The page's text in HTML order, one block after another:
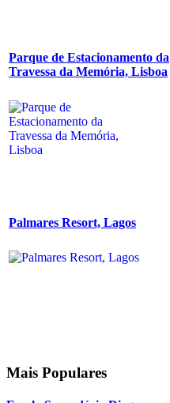
Parque de Estacionamento da
Travessa da Memória, Lisboa
Palmares Resort, Lagos
Mais Populares